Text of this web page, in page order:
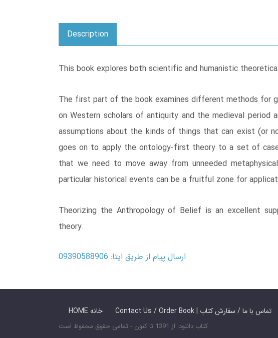
Description
This book explores both scientific and humanistic
The first part of the book examines different methods for
on Western scholars of antiquity and the medieval
assumptions about the kinds of things that can exist (or
goes on to apply the ontology-first theory to a set of
that we need to move away from unneeded
particular historical events can be a fruitful zone for
Theorizing the Anthropology of Belief is an excellent
theory.
ارسال پیام از طریق ایتا: 09390588906
HOME خانه Contact Us / Order Book | تماس با ما / سفارش کتاب
کتاب دانلود: از 1391 تا کنون - تمامی حقوق محفوظ است